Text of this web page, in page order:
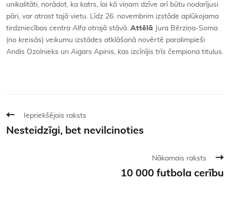
unikalitāti, norādot, ka katrs, lai kā viņam dzīve arī būtu nodarījusi
pāri, var atrast tajā vietu. Līdz 26. novembrim izstāde aplūkojama
tirdzniecības centra Alfa otrajā stāvā. Attēlā Jura Bērziņa-Soma
(no kreisās) veikumu izstādes atklāšanā novērtē paralimpieši
Andis Ozolnieks un Aigars Apinis, kas izcīnījis trīs čempiona titulus.
Iepriekšējais raksts
Nesteidzīgi, bet nevilcinoties
Nākamais raksts
10 000 futbola cerību